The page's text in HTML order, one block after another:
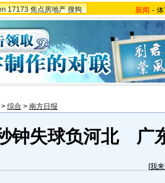
17173 焦点房地产 搜狗 新闻 -
> 综合 > 南方日报
钟失球负河北 广
[我